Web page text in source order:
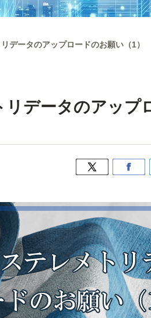
データのアップロードのお願い（1）
データのアップ